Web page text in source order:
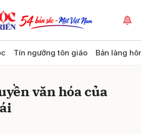
Tín ngưỡng tôn giáo Bản làng
văn hóa của